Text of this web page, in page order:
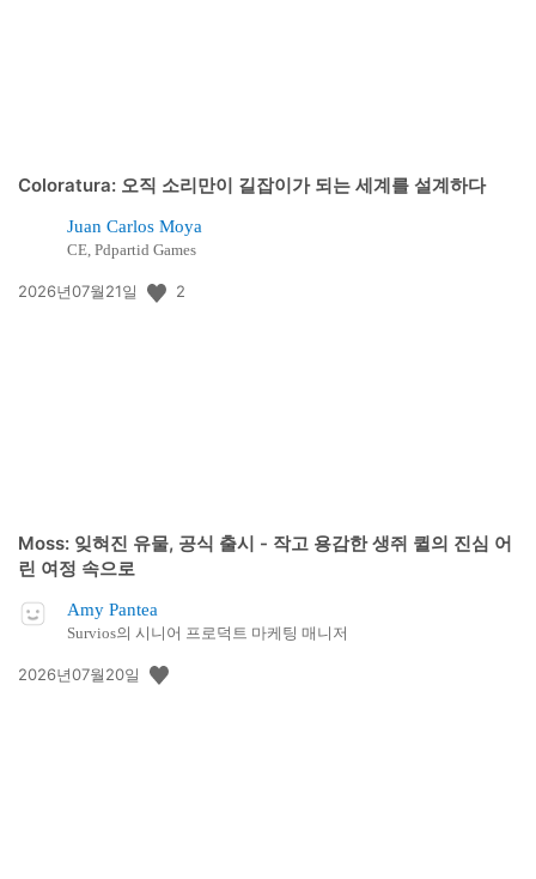
Coloratura: 오직 소리만이 길잡이가 되는 세계를 설계하다
Juan Carlos Moya
CE, Pdpartid Games
공
2026년07월21일 2
Moss: 잊혀진 유물, 공식 출시 - 작고 용감한 생쥐 퀼의 진심 어
린 여정 속으로
Amy Pantea
Survios의 시니어 프로덕트 마케팅 매니저
공
2026년07월20일